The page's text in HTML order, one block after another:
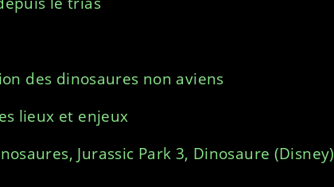
des dinosaures non aviens
lieux et enjeux
Jurassic Park 3, Dinosaure (Disney)